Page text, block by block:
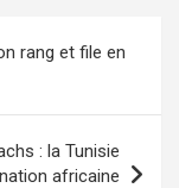
rang et file en
: la Tunisie
africaine